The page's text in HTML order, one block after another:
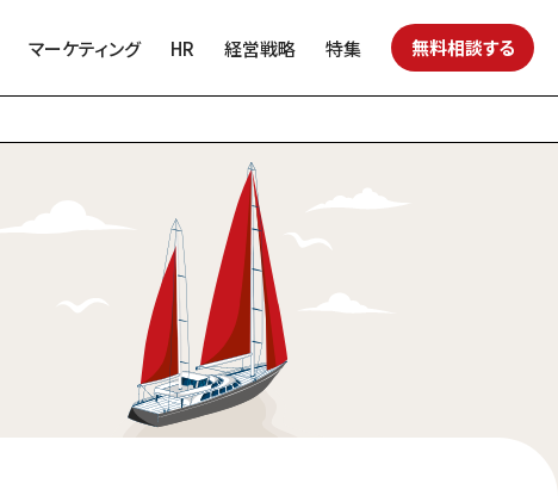
マーケティング HR 経営戦略 特集 無料相談する